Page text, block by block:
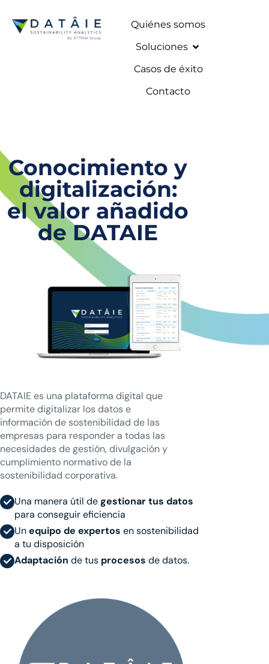
Quiénes somos
Soluciones
Casos de éxito
Contacto
Conocimiento y
digitalización:
el valor añadido
de DATAIE
DATAIE es una plataforma digital que
permite digitalizar los datos e
información de sostenibilidad de las
empresas para responder a todas las
necesidades de gestión, divulgación y
cumplimiento normativo de la
sostenibilidad corporativa.
Una manera útil degestionar tus datos
para conseguir eficiencia
Unequipo de expertos en sostenibilidad
a tu disposición
Adaptación de tus procesos de datos.